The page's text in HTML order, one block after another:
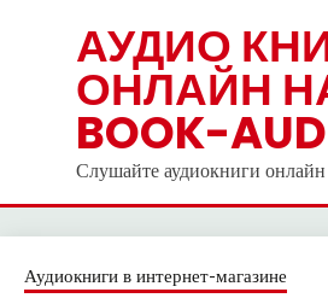
АУДИО
ОНЛАЙН
BOOK-
Слушайте аудиокниги
Аудиокниги в интернет-магазине